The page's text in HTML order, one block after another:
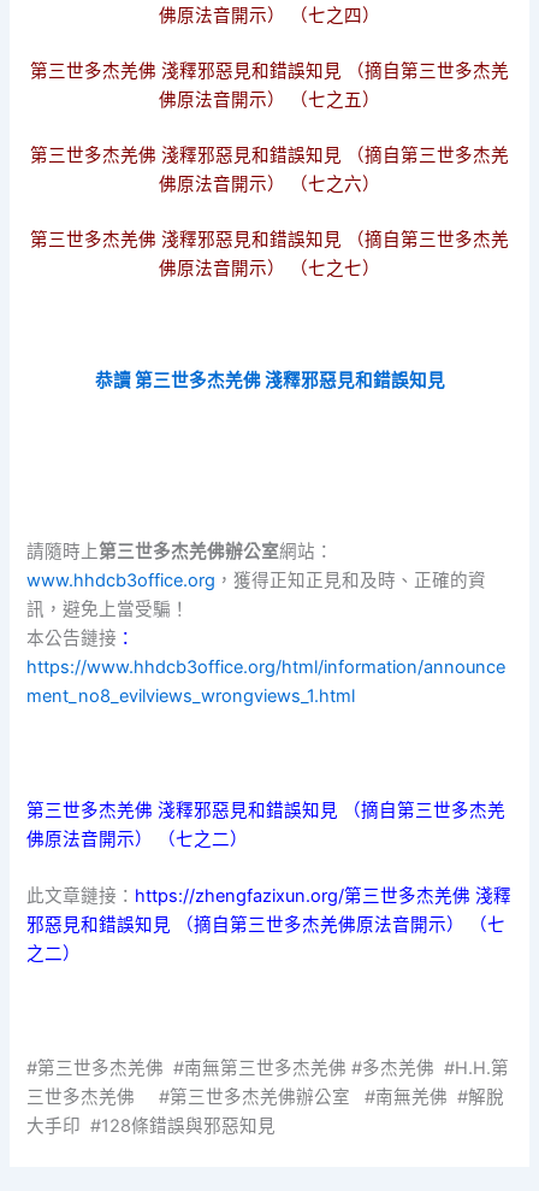
佛原法音開示） （七之四）
第三世多杰羌佛 淺釋邪惡見和錯誤知見 （摘自第三世多杰羌
佛原法音開示） （七之五）
第三世多杰羌佛 淺釋邪惡見和錯誤知見 （摘自第三世多杰羌
佛原法音開示） （七之六）
第三世多杰羌佛 淺釋邪惡見和錯誤知見 （摘自第三世多杰羌
佛原法音開示） （七之七）
恭讀 第三世多杰羌佛 淺釋邪惡見和錯誤知見
請隨時上第三世多杰羌佛辦公室網站：
www.hhdcb3office.org ，獲得正知正見和及時、正確的資
訊，避免上當受騙！
本公告鏈接 ：
https://www.hhdcb3office.org/html/information/announce
ment_no8_evilviews_wrongviews_1.html
第三世多杰羌佛 淺釋邪惡見和錯誤知見 （摘自第三世多杰羌
佛原法音開示） （七之二）
此文章鏈接： https://zhengfazixun.org/第三世多杰羌佛 淺釋
邪惡見和錯誤知見 （摘自第三世多杰羌佛原法音開示） （七
之二）
#第三世多杰羌佛 #南無第三世多杰羌佛 #多杰羌佛 #H.H.第
三世多杰羌佛 #第三世多杰羌佛辦公室 #南無羌佛 #解脫
大手印 #128條錯誤與邪惡知見